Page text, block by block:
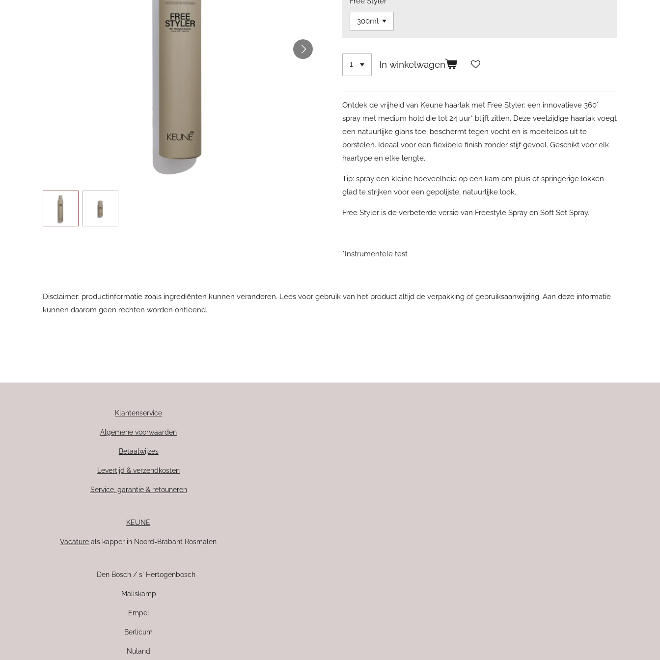
In winkelwagen
Ontdek de vrijheid van Keune haarlak met Free Styler: een innovatieve 360°
spray met medium hold die tot 24 uur* blijft zitten. Deze veelzijdige haarlak voegt
een natuurlijke glans toe, beschermt tegen vocht en is moeiteloos uit te
borstelen. Ideaal voor een flexibele finish zonder stijf gevoel. Geschikt voor elk
haartype en elke lengte.
Tip: spray een kleine hoeveelheid op een kam om pluis of springerige lokken
glad te strijken voor een gepolijste, natuurlijke look.
Free Styler is de verbeterde versie van Freestyle Spray en Soft Set Spray.
*Instrumentele test
Disclaimer: productinformatie zoals ingrediënten kunnen veranderen. Lees voor gebruik van het product altijd de verpakking of gebruiksaanwijzing. Aan deze informatie
kunnen daarom geen rechten worden ontleend.
Klantenservice
Algemene voorwaarden
Betaalwijzes
Levertijd & verzendkosten
Service, garantie & retouneren
KEUNE
Vacature als kapper in Noord-Brabant Rosmalen
Den Bosch / s' Hertogenbosch
Maliskamp
Empel
Berlicum
Nuland